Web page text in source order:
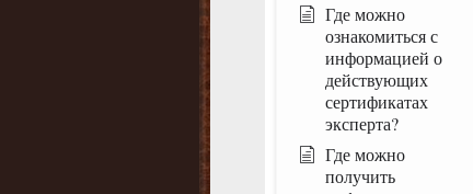
Где можно
ознакомиться с
информацией о
действующих
сертификатах
эксперта?
Где можно
получить